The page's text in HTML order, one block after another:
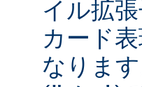
イル拡
カード
なります